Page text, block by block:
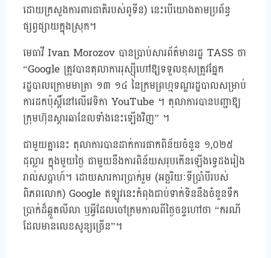
ដោយក្រសួងការពារជាតិរបស់ពូទីន) នេះបើយោងតាមប្រព័ន្ធ
ផ្សព្វផ្សាយក្នុងស្រុក។
មេធាវី Ivan Morozov បានប្រាប់សារព័ត៌មានរដ្ឋ TASS ថា
“Google ត្រូវបានតុលាការរុស្ស៊ីហៅឱ្យទទួលខុសត្រូវផ្នែក
រដ្ឋបាលក្រោមមាត្រា ១៣ ១៤ នៃក្រមព្រហ្មទណ្ឌរដ្ឋបាលសម្រាប់
ការដកប៉ុស្តិ៍នៅលើវេទិកា YouTube ។ តុលាការបានបញ្ជាឱ្យ
ក្រុមហ៊ុនស្តារឆានែលទាំងនេះឡើងវិញ” ។
ជាមួយគ្នានេះ តុលាការបានដាក់ការផាកពិន័យចំនួន ១,០២៥
ដុល្លារ ក្នុងមួយថ្ងៃ ជាមួយនឹងការពិន័យសរុបកើនឡើងទ្វេដងរៀង
រាល់សប្តាហ៍។ ដោយសារការប្រាក់រួម (អច្ឆរិយៈទីប្រាំបីរបស់
ពិភពលោក) Google ឥឡូវនេះកំពុងជាប់ទាក់ទិននឹងចំនួនទឹក
ប្រាក់ដ៏ឆ្កួតលីលា ឬអ្វីដែលចៅក្រមកាលពីថ្ងៃចន្ទហៅថា “ករណី
ដែលមានលេខសូន្យច្រើន”។